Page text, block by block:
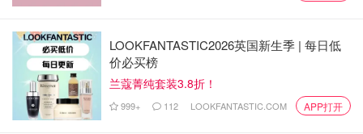
以切换各种计量单位、可以随时归零的电子秤。
LOOKFANTASTIC2026英国新生季 | 每日低
价必买榜
兰蔻菁纯套装3.8折！
999+ 112 LOOKFANTASTIC.COM APP打开